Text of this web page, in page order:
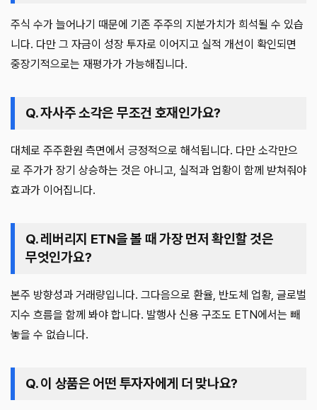
주식 수가 늘어나기 때문에 기존 주주의 지분가치가 희석될 수 있습
니다. 다만 그 자금이 성장 투자로 이어지고 실적 개선이 확인되면
중장기적으로는 재평가가 가능해집니다.
Q. 자사주 소각은 무조건 호재인가요?
대체로 주주환원 측면에서 긍정적으로 해석됩니다. 다만 소각만으
로 주가가 장기 상승하는 것은 아니고, 실적과 업황이 함께 받쳐줘야
효과가 이어집니다.
Q. 레버리지 ETN을 볼 때 가장 먼저 확인할 것은
무엇인가요?
본주 방향성과 거래량입니다. 그다음으로 환율, 반도체 업황, 글로벌
지수 흐름을 함께 봐야 합니다. 발행사 신용 구조도 ETN에서는 빼
놓을 수 없습니다.
Q. 이 상품은 어떤 투자자에게 더 맞나요?